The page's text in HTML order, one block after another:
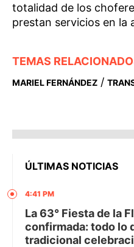
totalidad de los
prestan servicios en la
TEMAS
MARIEL FERNÁNDEZ /
ÚLTIMAS NOTICIAS
4:41 PM
La 63° Fiesta de la
confirmada: todo lo
tradicional